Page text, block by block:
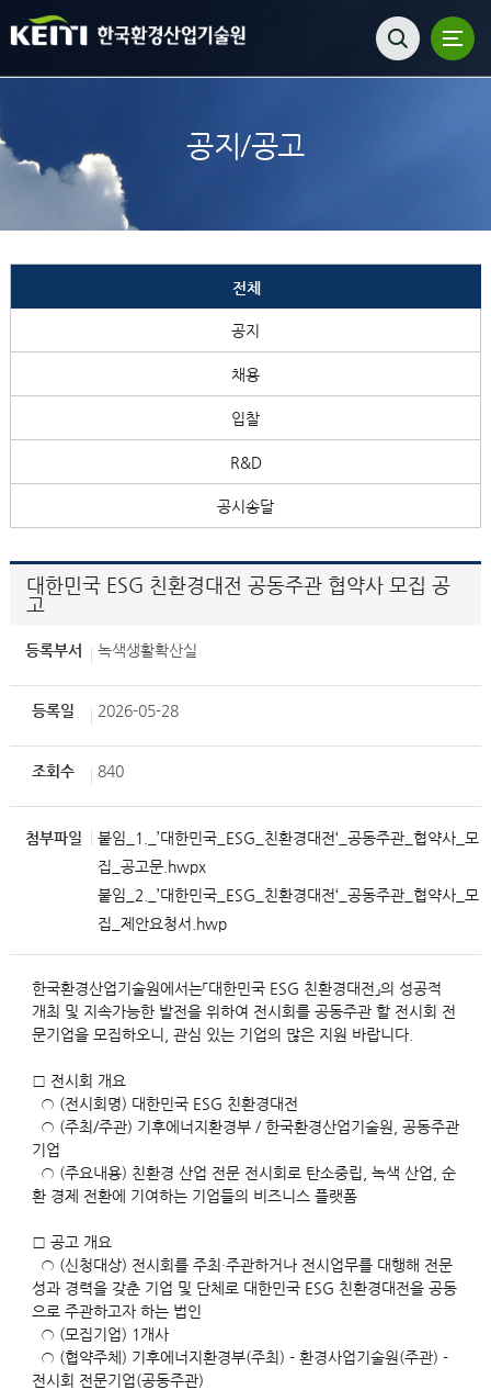
공지/공고
전체
공지
채용
입찰
R&D
공시송달
대한민국 ESG 친환경대전 공동주관 협약사 모집 공
고
등록부서 녹색생활확산실
등록일 2026-05-28
조회수 840
첨부파일
붙임_1._’대한민국_ESG_친환경대전‘_공동주관_협약사_모
집_공고문.hwpx
붙임_2._’대한민국_ESG_친환경대전‘_공동주관_협약사_모
집_제안요청서.hwp
한국환경산업기술원에서는「대한민국 ESG 친환경대전」의 성공적
개최 및 지속가능한 발전을 위하여 전시회를 공동주관 할 전시회 전
문기업을 모집하오니, 관심 있는 기업의 많은 지원 바랍니다.
□ 전시회 개요
○ (전시회명) 대한민국 ESG 친환경대전
○ (주최/주관) 기후에너지환경부 / 한국환경산업기술원, 공동주관
기업
○ (주요내용) 친환경 산업 전문 전시회로 탄소중립, 녹색 산업, 순
환 경제 전환에 기여하는 기업들의 비즈니스 플랫폼
□ 공고 개요
○ (신청대상) 전시회를 주최·주관하거나 전시업무를 대행해 전문
성과 경력을 갖춘 기업 및 단체로 대한민국 ESG 친환경대전을 공동
으로 주관하고자 하는 법인
○ (모집기업) 1개사
○ (협약주체) 기후에너지환경부(주최) - 환경사업기술원(주관) -
전시회 전문기업(공동주관)